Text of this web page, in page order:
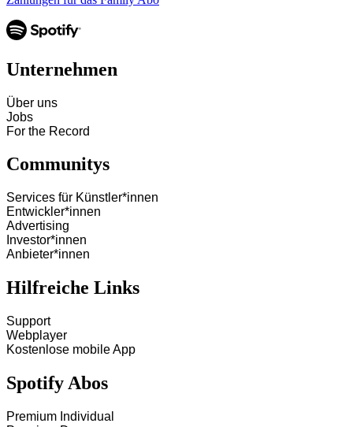
Unternehmen
Über uns
Jobs
For the Record
Communitys
Services für Künstler*innen
Entwickler*innen
Advertising
Investor*innen
Anbieter*innen
Hilfreiche Links
Support
Webplayer
Kostenlose mobile App
Spotify Abos
Premium Individual